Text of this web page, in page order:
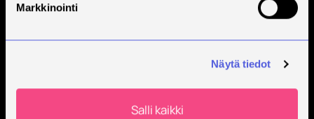
Markkinointi
Näytä tiedot
Salli kaikki